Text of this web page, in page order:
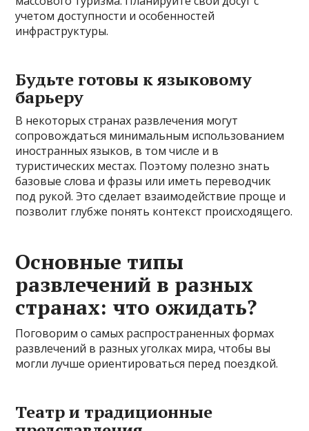
учетом доступности и особенностей
инфраструктуры.
Будьте готовы к языковому
барьеру
В некоторых странах развлечения могут
сопровождаться минимальным использованием
иностранных языков, в том числе и в
туристических местах. Поэтому полезно знать
базовые слова и фразы или иметь переводчик
под рукой. Это сделает взаимодействие проще и
позволит глубже понять контекст происходящего.
Основные типы
развлечений в разных
странах: что ожидать?
Поговорим о самых распространенных формах
развлечений в разных уголках мира, чтобы вы
могли лучше ориентироваться перед поездкой.
Театр и традиционные